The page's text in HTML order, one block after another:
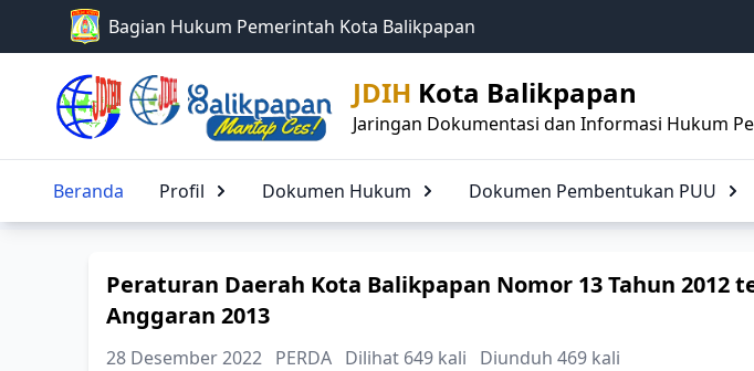
Bagian Hukum Pemerintah Kota Balikpapan
JDIH Kota Balikpapan
Jaringan Dokumentasi dan Informasi Hukum
Beranda Profil Dokumen Hukum Dokumen Pembentukan PUU
Peraturan Daerah Kota Balikpapan Nomor 13 Tahun
Anggaran 2013
28 Desember 2022 PERDA Dilihat 649 kali Diunduh 469 kali